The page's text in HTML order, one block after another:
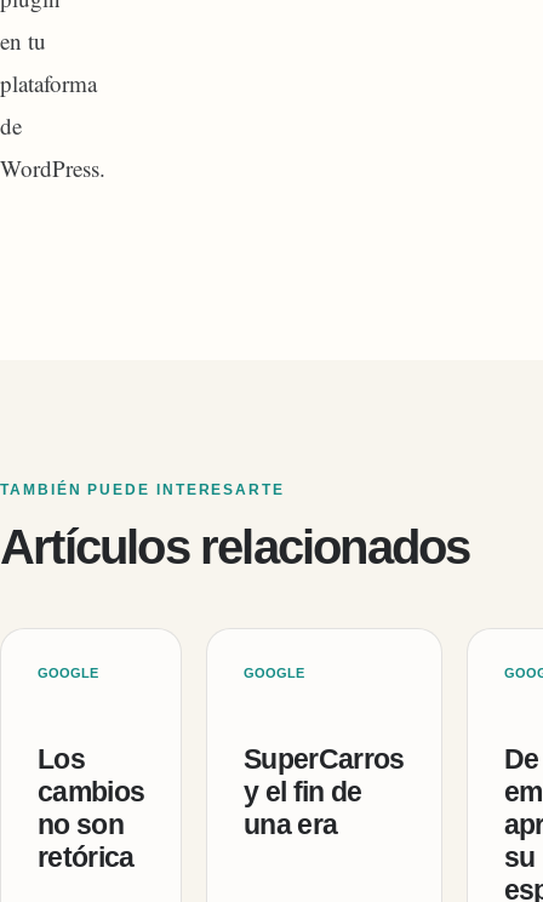
en tu
plataforma
de
WordPress.
TAMBIÉN PUEDE INTERESARTE
Artículos relacionados
GOOGLE
Los
cambios
no son
retórica
GOOGLE
SuperCarros
y el fin de
una era
su